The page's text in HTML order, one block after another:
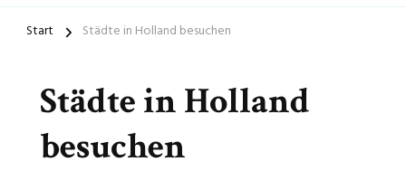
Start Städte in Holland besuchen
Städte in Holland
besuchen